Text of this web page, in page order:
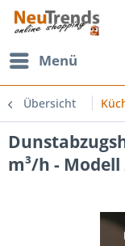
Menü
Übersicht
m³/h - Modell